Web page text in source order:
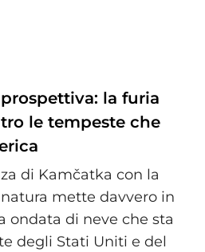
la furia
le tempeste che
di Kamčatka con la
mette davvero in
ondata di neve che sta
degli Stati Uniti e del